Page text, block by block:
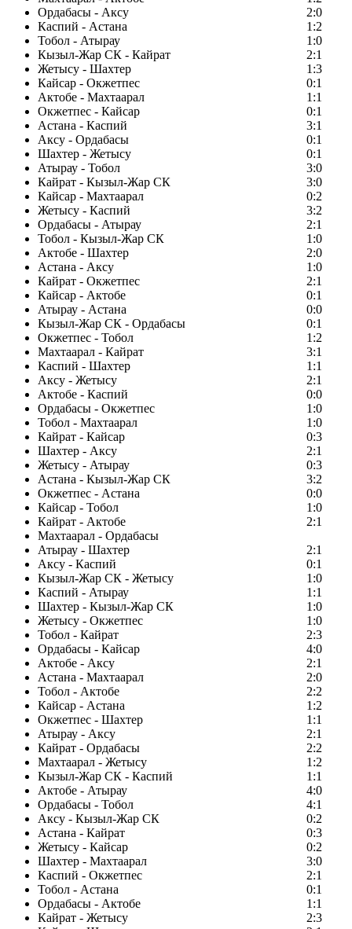
Ордабасы - Аксу
2:0
Каспий - Астана
1:2
Тобол - Атырау
1:0
Кызыл-Жар СК - Кайрат
2:1
Жетысу - Шахтер
1:3
Кайсар - Окжетпес
0:1
Актобе - Махтаарал
1:1
Окжетпес - Кайсар
0:1
Астана - Каспий
3:1
Аксу - Ордабасы
0:1
Шахтер - Жетысу
0:1
Атырау - Тобол
3:0
Кайрат - Кызыл-Жар СК
3:0
Кайсар - Махтаарал
0:2
Жетысу - Каспий
3:2
Ордабасы - Атырау
2:1
Тобол - Кызыл-Жар СК
1:0
Актобе - Шахтер
2:0
Астана - Аксу
1:0
Кайрат - Окжетпес
2:1
Кайсар - Актобе
0:1
Атырау - Астана
0:0
Кызыл-Жар СК - Ордабасы
0:1
Окжетпес - Тобол
1:2
Махтаарал - Кайрат
3:1
Каспий - Шахтер
1:1
Аксу - Жетысу
2:1
Актобе - Каспий
0:0
Ордабасы - Окжетпес
1:0
Тобол - Махтаарал
1:0
Кайрат - Кайсар
0:3
Шахтер - Аксу
2:1
Жетысу - Атырау
0:3
Астана - Кызыл-Жар СК
3:2
Окжетпес - Астана
0:0
Кайсар - Тобол
1:0
Кайрат - Актобе
2:1
Махтаарал - Ордабасы
Атырау - Шахтер
2:1
Аксу - Каспий
0:1
Кызыл-Жар СК - Жетысу
1:0
Каспий - Атырау
1:1
Шахтер - Кызыл-Жар СК
1:0
Жетысу - Окжетпес
1:0
Тобол - Кайрат
2:3
Ордабасы - Кайсар
4:0
Актобе - Аксу
2:1
Астана - Махтаарал
2:0
Тобол - Актобе
2:2
Кайсар - Астана
1:2
Окжетпес - Шахтер
1:1
Атырау - Аксу
2:1
Кайрат - Ордабасы
2:2
Махтаарал - Жетысу
1:2
Кызыл-Жар СК - Каспий
1:1
Актобе - Атырау
4:0
Ордабасы - Тобол
4:1
Аксу - Кызыл-Жар СК
0:2
Астана - Кайрат
0:3
Жетысу - Кайсар
0:2
Шахтер - Махтаарал
3:0
Каспий - Окжетпес
2:1
Тобол - Астана
0:1
Ордабасы - Актобе
1:1
Кайрат - Жетысу
2:3